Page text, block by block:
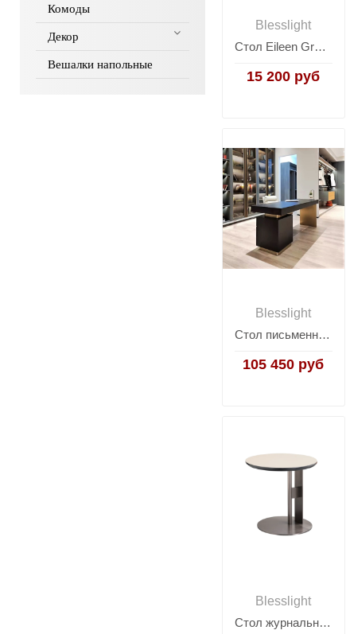
Комоды
Декор
Вешалки напольные
Blesslight
Стол Eileen Gray Style Coctail Table E1027
15 200 руб
Blesslight
Стол письменный Carson M
105 450 руб
Blesslight
Стол журнальный Vecoli S